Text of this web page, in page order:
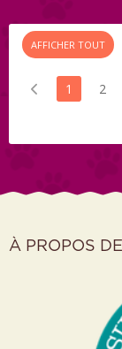
AFFICHER TOUT
1 2
À PROPOS DE